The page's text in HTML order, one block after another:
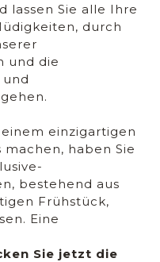
lassen Sie alle Ihre
durch
und die
einzigartigen
haben Sie
bestehend aus
Frühstück,
Eine
Sie jetzt die